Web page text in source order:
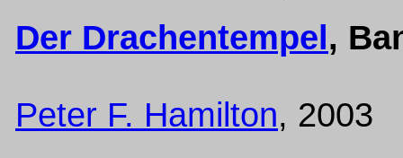
Der Drachentempel ,
Peter F. Hamilton, 2003